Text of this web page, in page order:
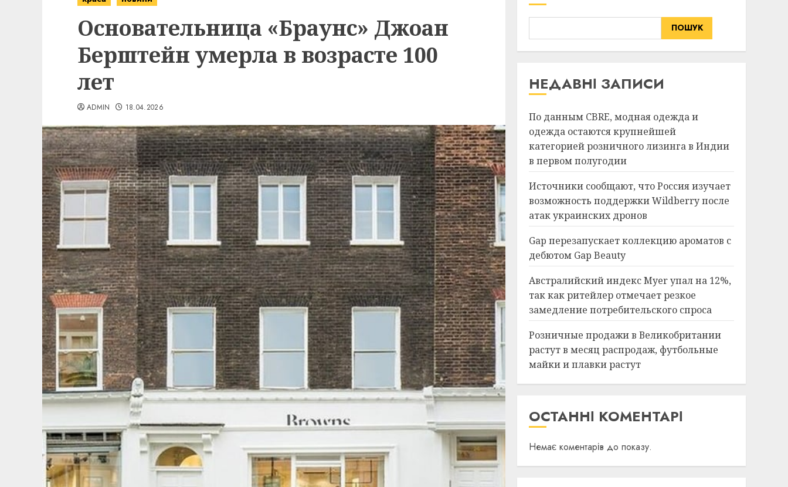
Основательница «Браунс» Джоан
Берштейн умерла в возрасте 100
лет
ADMIN 18.04.2026
ПОШУК
НЕДАВНІ ЗАПИСИ
По данным CBRE, модная одежда и
одежда остаются крупнейшей
категорией розничного лизинга в Индии
в первом полугодии
Источники сообщают, что Россия изучает
возможность поддержки Wildberry после
атак украинских дронов
Gap перезапускает коллекцию ароматов с
дебютом Gap Beauty
Австралийский индекс Myer упал на 12%,
так как ритейлер отмечает резкое
замедление потребительского спроса
Розничные продажи в Великобритании
растут в месяц распродаж, футбольные
майки и плавки растут
ОСТАННІ КОМЕНТАРІ
Немає коментарів до показу.